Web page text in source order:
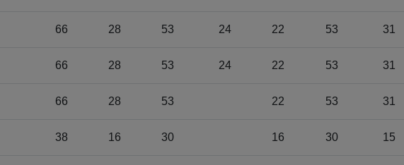
66 28 53 24 22 53 31
66 28 53 24 22 53 31
66 28 53 22 53 31
38 16 30 16 30 15